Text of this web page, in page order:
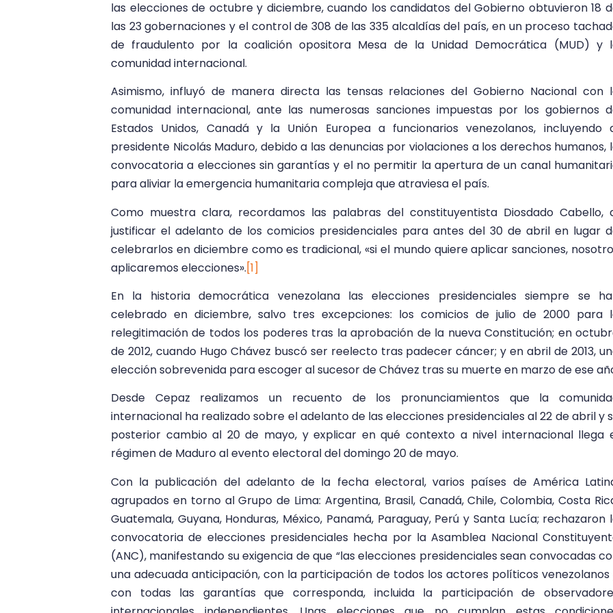
las elecciones de octubre y diciembre, cuando los candidatos del Gobierno obtuvieron 18
las 23 gobernaciones y el control de 308 de las 335 alcaldías del país, en un proceso
de fraudulento por la coalición opositora Mesa de la Unidad Democrática (MUD) y
comunidad internacional.
Asimismo, influyó de manera directa las tensas relaciones del Gobierno Nacional con
comunidad internacional, ante las numerosas sanciones impuestas por los gobiernos
Estados Unidos, Canadá y la Unión Europea a funcionarios venezolanos, incluyendo
presidente Nicolás Maduro, debido a las denuncias por violaciones a los derechos humanos,
convocatoria a elecciones sin garantías y el no permitir la apertura de un canal
para aliviar la emergencia humanitaria compleja que atraviesa el país.
Como muestra clara, recordamos las palabras del constituyentista Diosdado Cabello,
justificar el adelanto de los comicios presidenciales para antes del 30 de abril en lugar
celebrarlos en diciembre como es tradicional, «si el mundo quiere aplicar sanciones,
aplicaremos elecciones».[1]
En la historia democrática venezolana las elecciones presidenciales siempre se
celebrado en diciembre, salvo tres excepciones: los comicios de julio de 2000 para
relegitimación de todos los poderes tras la aprobación de la nueva Constitución; en
de 2012, cuando Hugo Chávez buscó ser reelecto tras padecer cáncer; y en abril de 2013,
elección sobrevenida para escoger al sucesor de Chávez tras su muerte en marzo de ese
Desde Cepaz realizamos un recuento de los pronunciamientos que la
internacional ha realizado sobre el adelanto de las elecciones presidenciales al 22 de abril y
posterior cambio al 20 de mayo, y explicar en qué contexto a nivel internacional llega
régimen de Maduro al evento electoral del domingo 20 de mayo.
Con la publicación del adelanto de la fecha electoral, varios países de América
agrupados en torno al Grupo de Lima: Argentina, Brasil, Canadá, Chile, Colombia, Costa
Guatemala, Guyana, Honduras, México, Panamá, Paraguay, Perú y Santa Lucía; rechazaron
convocatoria de elecciones presidenciales hecha por la Asamblea Nacional
(ANC), manifestando su exigencia de que “las elecciones presidenciales sean convocadas
una adecuada anticipación, con la participación de todos los actores políticos venezolanos
con todas las garantías que corresponda, incluida la participación de